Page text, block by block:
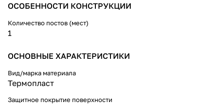
ОСОБЕННОСТИ КОНСТРУКЦИИ
Количество постов (мест)
1
ОСНОВНЫЕ ХАРАКТЕРИСТИКИ
Вид/марка материала
Термопласт
Защитное покрытие поверхности